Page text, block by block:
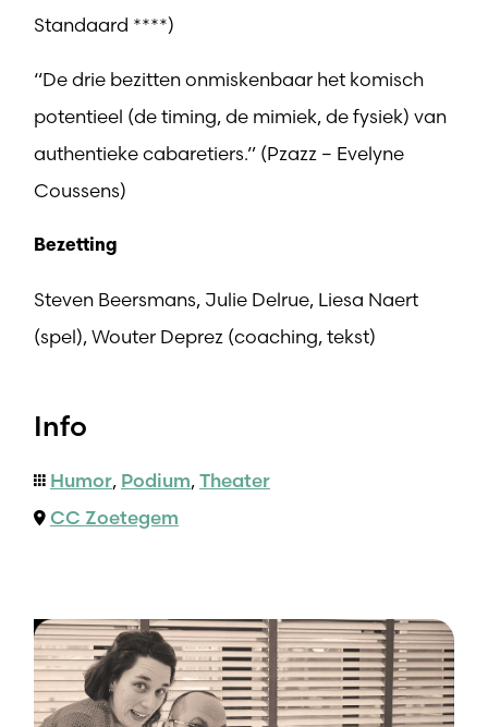
Standaard ****)
“De drie bezitten onmiskenbaar het komisch
potentieel (de timing, de mimiek, de fysiek) van
authentieke cabaretiers.” (Pzazz – Evelyne
Coussens)
Bezetting
Steven Beersmans, Julie Delrue, Liesa Naert
(spel), Wouter Deprez (coaching, tekst)
Info
Humor, Podium,Theater
CC Zoetegem